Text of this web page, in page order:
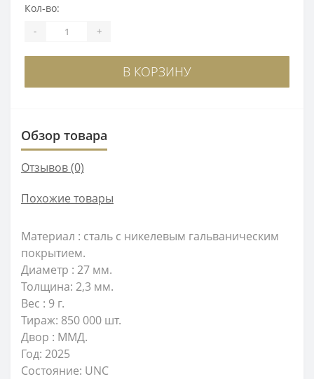
Кол-во:
- +
В КОРЗИНУ
Обзор товара
Отзывов (0)
Похожие товары
Материал : сталь с никелевым гальваническим
покрытием.
Диаметр : 27 мм.
Толщина: 2,3 мм.
Вес : 9 г.
Тираж: 850 000 шт.
Двор : ММД.
Год: 2025
Состояние: UNC